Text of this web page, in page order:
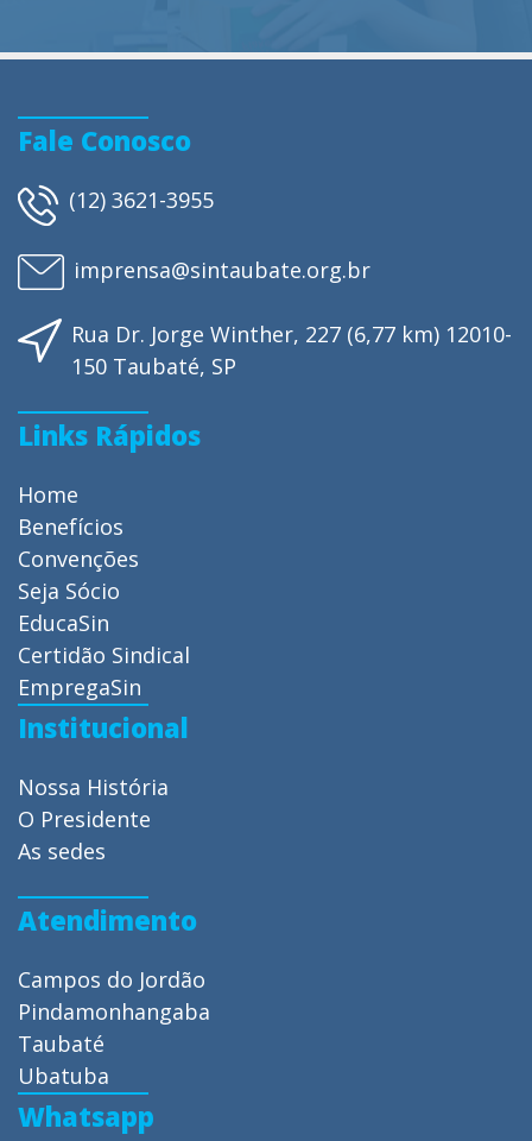
Fale Conosco
(12) 3621-3955
imprensa@sintaubate.org.br
Rua Dr. Jorge Winther, 227 (6,77 km) 12010-
150 Taubaté, SP
Links Rápidos
Home
Benefícios
Convenções
Seja Sócio
EducaSin
Certidão Sindical
EmpregaSin
Institucional
Nossa História
O Presidente
As sedes
Atendimento
Campos do Jordão
Pindamonhangaba
Taubaté
Ubatuba
Whatsapp